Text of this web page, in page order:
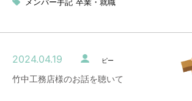
2024.04.19 ピー
竹中工務店様のお話を聴いて